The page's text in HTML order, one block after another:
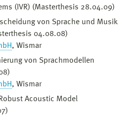
(IVR) (Masterthesis 28.04.09)
von Sprache und Musik
04.08.08)
, Wismar
von Sprachmodellen
, Wismar
Acoustic Model